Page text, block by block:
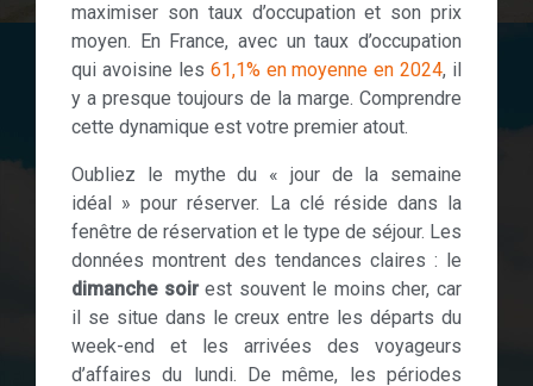
maximiser son taux d’occupation et son prix
moyen. En France, avec un taux d’occupation
qui avoisine les 61,1% en moyenne en 2024, il
y a presque toujours de la marge. Comprendre
cette dynamique est votre premier atout.
Oubliez le mythe du « jour de la semaine
idéal » pour réserver. La clé réside dans la
fenêtre de réservation et le type de séjour. Les
données montrent des tendances claires : le
dimanche soirest souvent le moins cher, car
il se situe dans le creux entre les départs du
week-end et les arrivées des voyageurs
d’affaires du lundi. De même, les périodes